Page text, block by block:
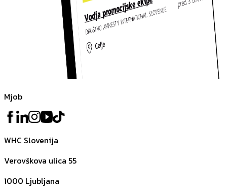
Mjob
WHC Slovenija
Verovškova ulica 55
1000 Ljubljana